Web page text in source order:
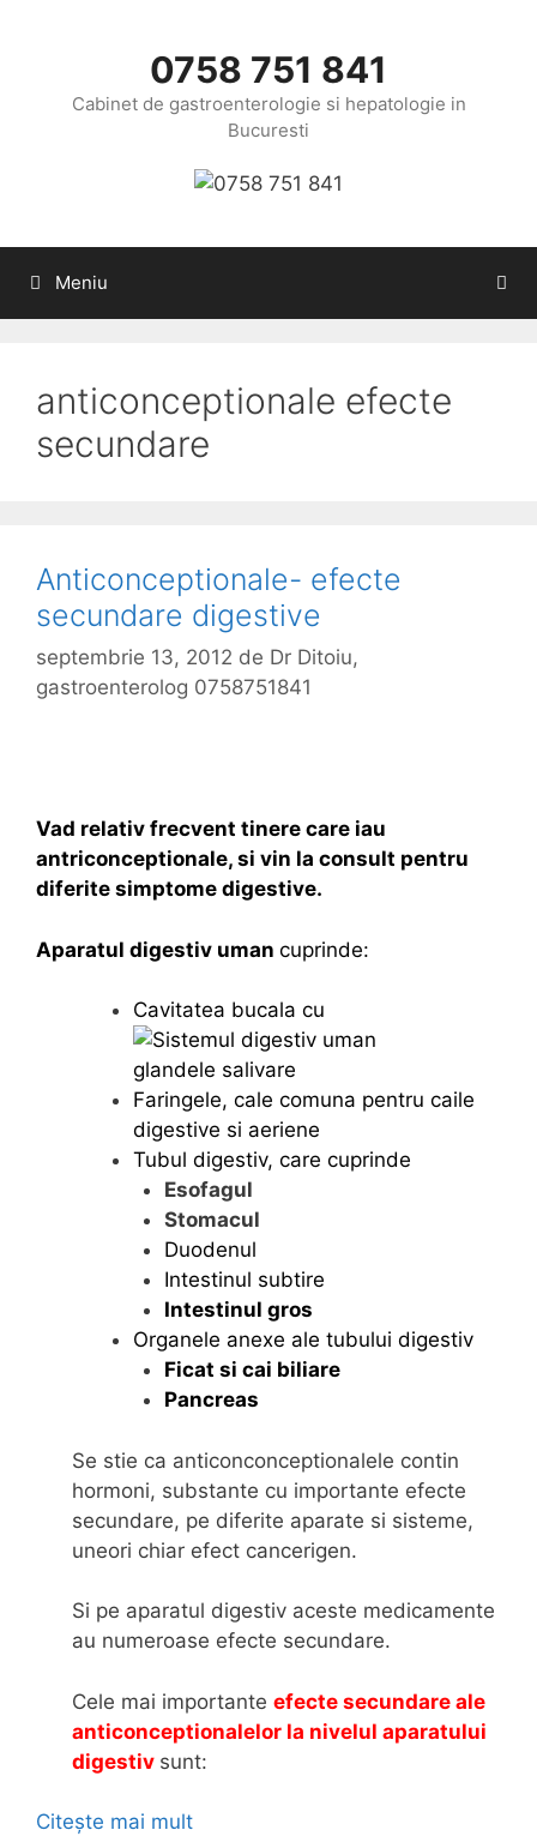
0758 751 841
Cabinet de gastroenterologie si hepatologie in
Bucuresti
Meniu
anticonceptionale efecte
secundare
Anticonceptionale- efecte
secundare digestive
septembrie 13, 2012 de Dr Ditoiu,
gastroenterolog 0758751841
Vad relativ frecvent tinere care iau
antriconceptionale, si vin la consult pentru
diferite simptome digestive.
Aparatul digestiv uman cuprinde:
Cavitatea bucala cu
glandele salivare
Faringele, cale comuna pentru caile
digestive si aeriene
Tubul digestiv, care cuprinde
Esofagul
Stomacul
Duodenul
Intestinul subtire
Intestinul gros
Organele anexe ale tubului digestiv
Ficat si cai biliare
Pancreas
Se stie ca anticonconceptionalele contin
hormoni, substante cu importante efecte
secundare, pe diferite aparate si sisteme,
uneori chiar efect cancerigen.
Si pe aparatul digestiv aceste medicamente
au numeroase efecte secundare.
Cele mai importante efecte secundare ale
anticonceptionalelor la nivelul aparatului
digestiv sunt:
Citește mai mult